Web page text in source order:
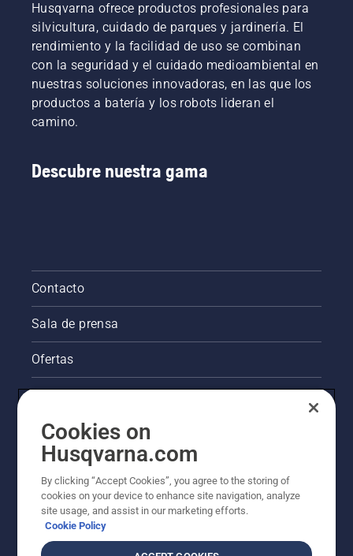
Husqvarna ofrece productos profesionales para
silvicultura, cuidado de parques y jardinería. El
rendimiento y la facilidad de uso se combinan
con la seguridad y el cuidado medioambiental en
nuestras soluciones innovadoras, en las que los
productos a batería y los robots lideran el
camino.
Descubre nuestra gama
Contacto
Sala de prensa
Ofertas
Información legal de productos
Cookies on
Husqvarna.com
By clicking “Accept Cookies”, you agree to the storing of
cookies on your device to enhance site navigation, analyze
site usage, and assist in our marketing efforts.
Cookie Policy